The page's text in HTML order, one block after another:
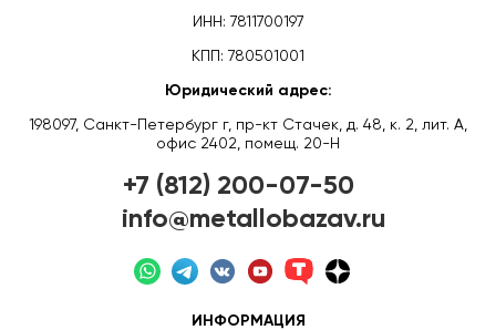
ИНН: 7811700197
КПП: 780501001
Юридический адрес:
198097, Санкт-Петербург г, пр-кт Стачек, д. 48, к. 2, лит. А,
офис 2402, помещ. 20-Н
+7 (812) 200-07-50
info@metallobazav.ru
ИНФОРМАЦИЯ